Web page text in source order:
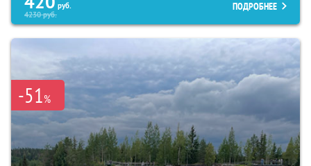
руб.
4230руб.
ПОДРОБНЕЕ
-51%